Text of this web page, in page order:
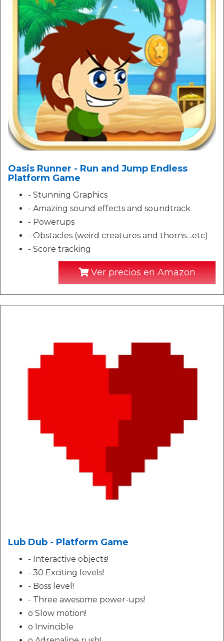
Oasis Runner - Run and Jump Endless
Platform Game
- Stunning Graphics
- Amazing sound effects and soundtrack
- Powerups
- Obstacles (weird creatures and thorns…etc)
- Score tracking
Ver precios en Amazon
Lub Dub - Platform Game
- Interactive objects!
- 30 Exciting levels!
- Boss level!
- Three awesome power-ups!
o Slow motion!
o Invincible